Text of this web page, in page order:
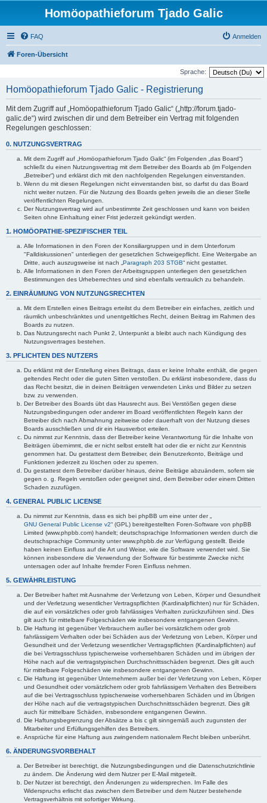
Homöopathieforum Tjado Galic
FAQ Anmelden
Foren-Übersicht
Sprache:
Homöopathieforum Tjado Galic - Registrierung
Mit dem Zugriff auf „Homöopathieforum Tjado Galic“ („http://forum.tjado-
galic.de“) wird zwischen dir und dem Betreiber ein Vertrag mit folgenden
Regelungen geschlossen:
0. NUTZUNGSVERTRAG
Mit dem Zugriff auf „Homöopathieforum Tjado Galic“ (im Folgenden „das Board“)
schließt du einen Nutzungsvertrag mit dem Betreiber des Boards ab (im Folgenden
„Betreiber“) und erklärst dich mit den nachfolgenden Regelungen einverstanden.
Wenn du mit diesen Regelungen nicht einverstanden bist, so darfst du das Board
nicht weiter nutzen. Für die Nutzung des Boards gelten jeweils die an dieser Stelle
veröffentlichten Regelungen.
Der Nutzungsvertrag wird auf unbestimmte Zeit geschlossen und kann von beiden
Seiten ohne Einhaltung einer Frist jederzeit gekündigt werden.
1. HOMÖOPATHIE-SPEZIFISCHER TEIL
Alle Informationen in den Foren der Konsiliargruppen und in dem Unterforum
"Falldiskussionen" unterliegen der gesetzlichen Schweigepflicht. Eine Weitergabe an
Dritte, auch auszugsweise ist nach „ Paragraph 203 STGB“ nicht gestattet.
Alle Informationen in den Foren der Arbeitsgruppen unterliegen den gesetzlichen
Bestimmungen des Urheberrechtes und sind ebenfalls vertraulich zu behandeln.
2. EINRÄUMUNG VON NUTZUNGSRECHTEN
Mit dem Erstellen eines Beitrags erteilst du dem Betreiber ein einfaches, zeitlich und
räumlich unbeschränktes und unentgeltliches Recht, deinen Beitrag im Rahmen des
Boards zu nutzen.
Das Nutzungsrecht nach Punkt 2, Unterpunkt a bleibt auch nach Kündigung des
Nutzungsvertrages bestehen.
3. PFLICHTEN DES NUTZERS
Du erklärst mit der Erstellung eines Beitrags, dass er keine Inhalte enthält, die gegen
geltendes Recht oder die guten Sitten verstoßen. Du erklärst insbesondere, dass du
das Recht besitzt, die in deinen Beiträgen verwendeten Links und Bilder zu setzen
bzw. zu verwenden.
Der Betreiber des Boards übt das Hausrecht aus. Bei Verstößen gegen diese
Nutzungsbedingungen oder anderer im Board veröffentlichten Regeln kann der
Betreiber dich nach Abmahnung zeitweise oder dauerhaft von der Nutzung dieses
Boards ausschließen und dir ein Hausverbot erteilen.
Du nimmst zur Kenntnis, dass der Betreiber keine Verantwortung für die Inhalte von
Beiträgen übernimmt, die er nicht selbst erstellt hat oder die er nicht zur Kenntnis
genommen hat. Du gestattest dem Betreiber, dein Benutzerkonto, Beiträge und
Funktionen jederzeit zu löschen oder zu sperren.
Du gestattest dem Betreiber darüber hinaus, deine Beiträge abzuändern, sofern sie
gegen o. g. Regeln verstoßen oder geeignet sind, dem Betreiber oder einem Dritten
Schaden zuzufügen.
4. GENERAL PUBLIC LICENSE
Du nimmst zur Kenntnis, dass es sich bei phpBB um eine unter der „
GNU General Public License v2“ (GPL) bereitgestellten Foren-Software von phpBB
Limited (www.phpbb.com) handelt; deutschsprachige Informationen werden durch die
deutschsprachige Community unter www.phpbb.de zur Verfügung gestellt. Beide
haben keinen Einfluss auf die Art und Weise, wie die Software verwendet wird. Sie
können insbesondere die Verwendung der Software für bestimmte Zwecke nicht
untersagen oder auf Inhalte fremder Foren Einfluss nehmen.
5. GEWÄHRLEISTUNG
Der Betreiber haftet mit Ausnahme der Verletzung von Leben, Körper und Gesundheit
und der Verletzung wesentlicher Vertragspflichten (Kardinalpflichten) nur für Schäden,
die auf ein vorsätzliches oder grob fahrlässiges Verhalten zurückzuführen sind. Dies
gilt auch für mittelbare Folgeschäden wie insbesondere entgangenen Gewinn.
Die Haftung ist gegenüber Verbrauchern außer bei vorsätzlichem oder grob
fahrlässigem Verhalten oder bei Schäden aus der Verletzung von Leben, Körper und
Gesundheit und der Verletzung wesentlicher Vertragspflichten (Kardinalpflichten) auf
die bei Vertragsschluss typischerweise vorhersehbaren Schäden und im übrigen der
Höhe nach auf die vertragstypischen Durchschnittsschäden begrenzt. Dies gilt auch
für mittelbare Folgeschäden wie insbesondere entgangenen Gewinn.
Die Haftung ist gegenüber Unternehmern außer bei der Verletzung von Leben, Körper
und Gesundheit oder vorsätzlichem oder grob fahrlässigem Verhalten des Betreibers
auf die bei Vertragsschluss typischerweise vorhersehbaren Schäden und im Übrigen
der Höhe nach auf die vertragstypischen Durchschnittsschäden begrenzt. Dies gilt
auch für mittelbare Schäden, insbesondere entgangenen Gewinn.
Die Haftungsbegrenzung der Absätze a bis c gilt sinngemäß auch zugunsten der
Mitarbeiter und Erfüllungsgehilfen des Betreibers.
Ansprüche für eine Haftung aus zwingendem nationalem Recht bleiben unberührt.
6. ÄNDERUNGSVORBEHALT
Der Betreiber ist berechtigt, die Nutzungsbedingungen und die Datenschutzrichtlinie
zu ändern. Die Änderung wird dem Nutzer per E-Mail mitgeteilt.
Der Nutzer ist berechtigt, den Änderungen zu widersprechen. Im Falle des
Widerspruchs erlischt das zwischen dem Betreiber und dem Nutzer bestehende
Vertragsverhältnis mit sofortiger Wirkung.